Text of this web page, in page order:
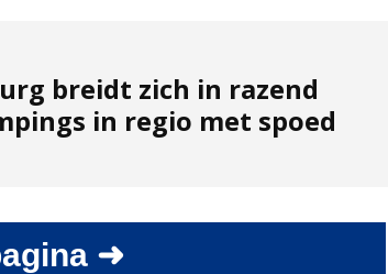
breidt zich in razend
in regio met spoed
➜